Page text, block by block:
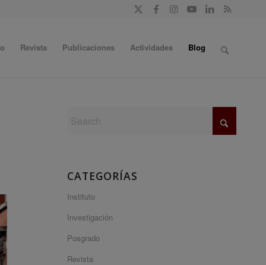
Revista Publicaciones Actividades Blog
CATEGORÍAS
Instituto
Investigación
Posgrado
Revista